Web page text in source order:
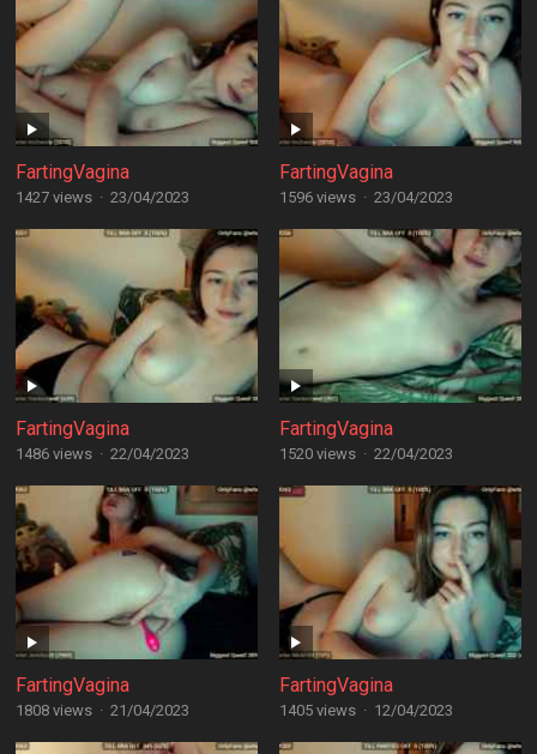
FartingVagina
1427 views · 23/04/2023
FartingVagina
1596 views · 23/04/2023
FartingVagina
1486 views · 22/04/2023
FartingVagina
1520 views · 22/04/2023
FartingVagina
1808 views · 21/04/2023
FartingVagina
1405 views · 12/04/2023